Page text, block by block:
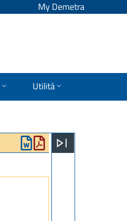
My Demetra
Utilità